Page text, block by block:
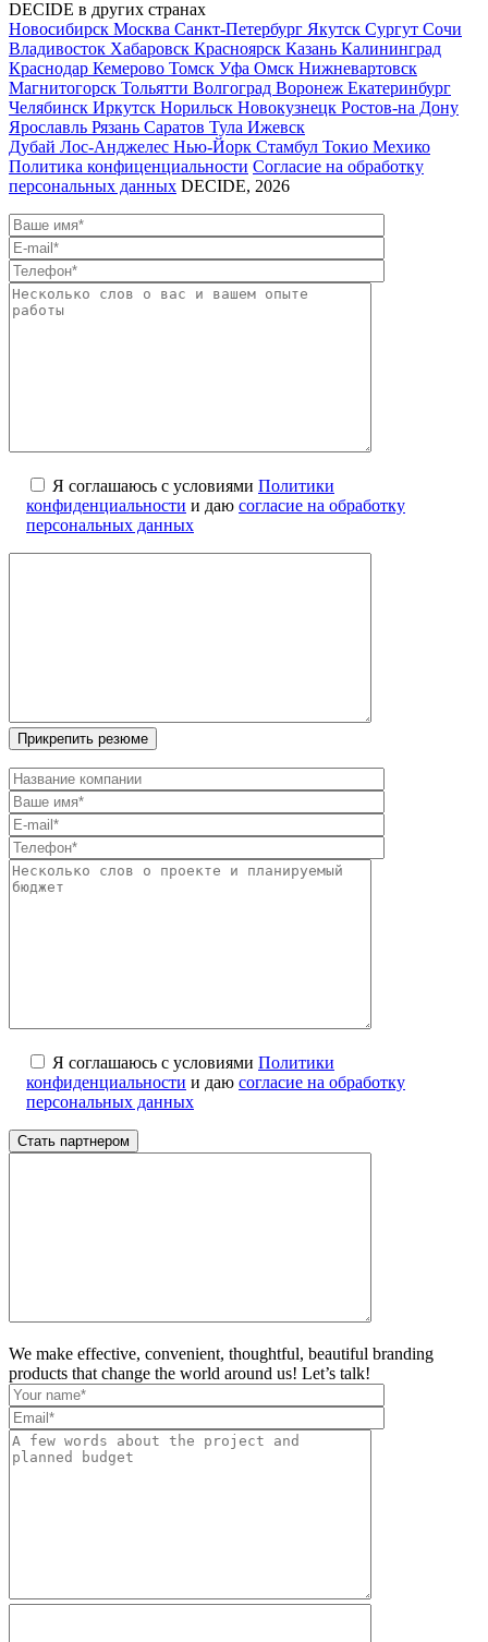
DECIDE в других странах
Новосибирск Москва Санкт-Петербург Якутск Сургут Сочи
Владивосток Хабаровск Красноярск Казань Калининград
Краснодар Кемерово Томск Уфа Омск Нижневартовск
Магнитогорск Тольятти Волгоград Воронеж Екатеринбург
Челябинск Иркутск Норильск Новокузнецк Ростов-на Дону
Ярославль Рязань Саратов Тула Ижевск
Дубай Лос-Анджелес Нью-Йорк Стамбул Токио Мехико
Политика конфиценциальности Согласие на обработку
персональных данных DECIDE, 2026
Я соглашаюсь с условиями Политики
конфиденциальности и даю согласие на обработку
персональных данных
Я соглашаюсь с условиями Политики
конфиденциальности и даю согласие на обработку
персональных данных
We make effective, convenient, thoughtful, beautiful branding
products that change the world around us! Let’s talk!